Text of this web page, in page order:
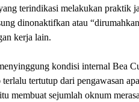
terindikasi melakukan praktik
dinonaktifkan atau
kerja lain.
kondisi internal Bea
tertutup dari pengawasan
membuat sejumlah oknum